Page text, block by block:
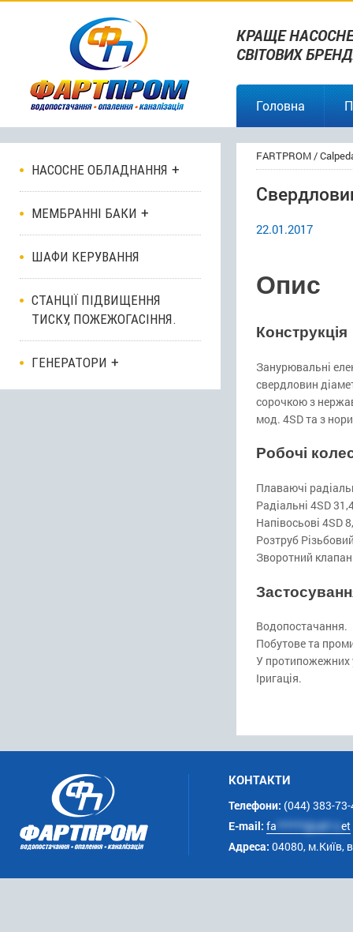
КРАЩЕ
СВІТОВИХ
Головна
НАСОСНЕ ОБЛАДНАННЯ
МЕМБРАННІ БАКИ
ШАФИ КЕРУВАННЯ
СТАНЦІЇ ПІДВИЩЕННЯ
ТИСКУ, ПОЖЕЖОГАСІННЯ.
ГЕНЕРАТОРИ
FARTPROM/
22.01.2017
Опис
Конструкція
Занурювальні
свердловин
сорочкою з
мод. 4SD та з
Робочі
Плаваючі
Радіальні 4SD
Напівосьові 4SD
Розтруб
Зворотний
Водопостачання.
Побутове та
У протипожежних
Іригація.
КОНТАКТИ
Телефони: (044) 383-
E-mail: fa ******@uk*.n et
Адреса: 04080, м.Київ,